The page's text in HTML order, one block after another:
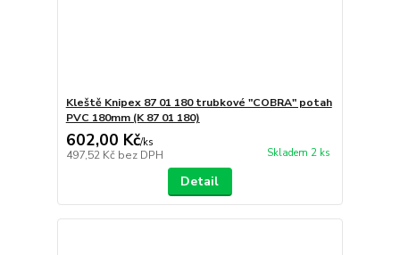
Kleště Knipex 87 01 180 trubkové "COBRA" potah
PVC 180mm (K 87 01 180)
602,00 Kč/ks
497,52 Kč bez DPH Skladem 2 ks
Detail